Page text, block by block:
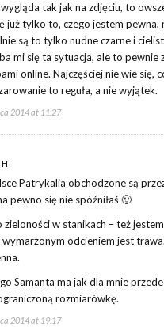
tak jak na zdjęciu, to
już tylko to, czego jestem pewna,
są to tylko nudne czarne i
mi się ta sytuacja, ale to pewnie
online. Najczęściej nie wie się,
to reguła, a nie wyjątek.
2014 at 11:27
Patrykalia obchodzone są
pewno się nie spóźniłaś 🙂
zieloności w stanikach – też
odcieniem jest
Samanta ma jak dla mnie
rozmiarówkę.
2014 at 19:17